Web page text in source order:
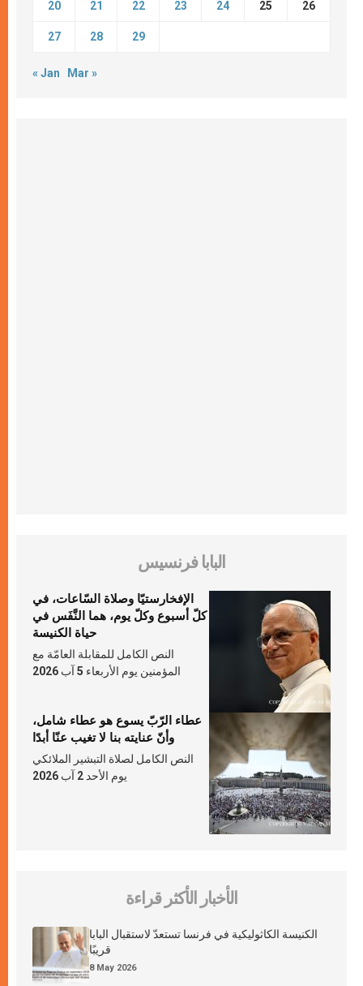
20 21 22 23 24 25 26
27 28 29
« Jan Mar »
البابا فرنسيس
الإفخارستيّا وصلاة السّاعات، في
كلّ أسبوع وكلّ يوم، هما النَّفَس في
حياة الكنيسة
النص الكامل للمقابلة العامّة مع
المؤمنين يوم الأربعاء 5 آب 2026
عطاء الرّبّ يسوع هو عطاء شامل،
وأنّ عنايته بنا لا تغيب عنّا أبدًا
النص الكامل لصلاة التبشير الملائكي
يوم الأحد 2 آب 2026
الأخبار الأكثر قراءة
الكنيسة الكاثوليكية في فرنسا تستعدّ لاستقبال البابا
قريبًا
8 May 2026